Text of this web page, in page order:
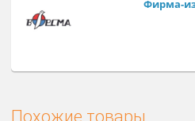
Арт. К-21